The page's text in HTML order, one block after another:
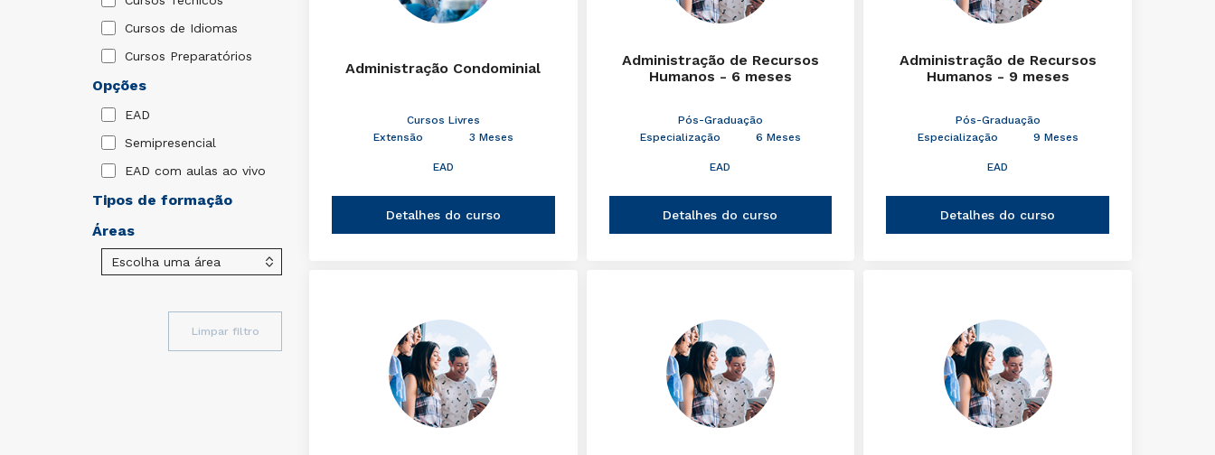
Cursos de Idiomas
Cursos Preparatórios
Opções
EAD
Semipresencial
EAD com aulas ao vivo
Tipos de formação
Áreas
Limpar filtro
Administração Condominial
Cursos Livres
Extensão
3 Meses
EAD
Detalhes do curso
Administração de Recursos
Humanos - 6 meses
Pós-Graduação
Especialização
6 Meses
EAD
Detalhes do curso
Administração de Recursos
Humanos - 9 meses
Pós-Graduação
Especialização
9 Meses
EAD
Detalhes do curso